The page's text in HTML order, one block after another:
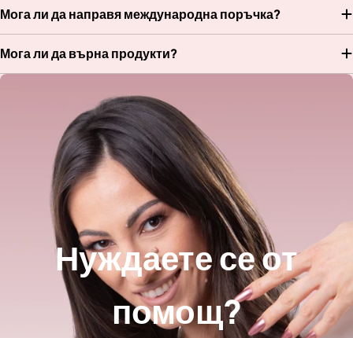
Нуждаете се от
помощ?
Мога ли да направя международна поръчка?
Мога ли да върна продукти?